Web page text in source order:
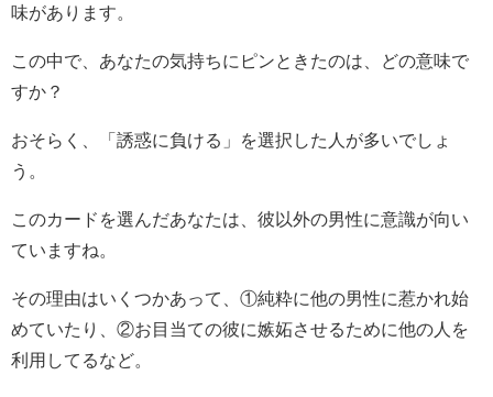
味があります。
この中で、あなたの気持ちにピンときたのは、どの意味で
すか？
おそらく、「誘惑に負ける」を選択した人が多いでしょ
う。
このカードを選んだあなたは、彼以外の男性に意識が向い
ていますね。
その理由はいくつかあって、①純粋に他の男性に惹かれ始
めていたり、②お目当ての彼に嫉妬させるために他の人を
利用してるなど。